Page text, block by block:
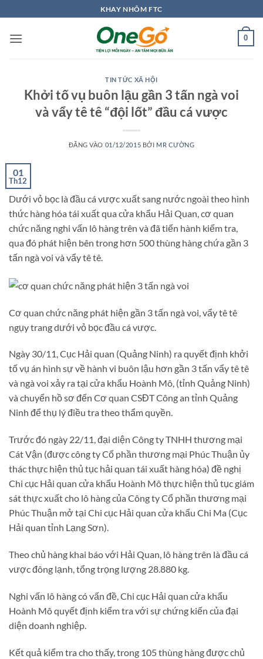
qua
nội
KHAY NHÔM FTC
0
TIN TỨC XÃ HỘI
Khởi tố vụ buôn lậu gần 3 tấn ngà voi
và vẩy tê tê “đội lốt” đầu cá vược
ĐĂNG VÀO 01/12/2015 BỞI MR CƯỜNG
01
Th12
Dưới vỏ bọc là đầu cá vược xuất sang nước ngoài theo hình
thức hàng hóa tái xuất qua cửa khẩu Hải Quan, cơ quan
chức năng nghi vấn lô hàng trên và đã tiến hành kiểm tra,
qua đó phát hiện bên trong hơn 500 thùng hàng chứa gần 3
tấn ngà voi và vẩy tê tê.
Cơ quan chức năng phát hiện gần 3 tấn ngà voi, vẩy tê tê
ngụy trang dưới vỏ bọc đầu cá vược.
Ngày 30/11, Cục Hải quan (Quảng Ninh) ra quyết định khởi
tố vụ án hình sự về hành vi buôn lậu hơn gần 3 tấn vẩy tê tê
và ngà voi xảy ra tại cửa khẩu Hoành Mô, (tỉnh Quảng Ninh)
và chuyển hồ sơ đến Cơ quan CSĐT Công an tỉnh Quảng
Ninh để thụ lý điều tra theo thẩm quyền.
Trước đó ngày 22/11, đại diện Công ty TNHH thương mại
Cát Vận (được công ty Cổ phần thương mại Phúc Thuận ủy
thác thực hiện thủ tục hải quan tái xuất hàng hóa) đề nghị
Chi cục Hải quan cửa khẩu Hoành Mô thực hiện thủ tục giám
sát thực xuất cho lô hàng của Công ty Cổ phần thương mại
Phúc Thuận mở tại Chi cục Hải quan cửa khẩu Chi Ma (Cục
Hải quan tỉnh Lạng Sơn).
Theo chủ hàng khai báo với Hải Quan, lô hàng trên là đầu cá
vược đông lạnh, tổng trọng lượng 28.880 kg.
Nghi vấn lô hàng có vấn đề, Chi cục Hải quan cửa khẩu
Hoành Mô quyết định kiểm tra với sự chứng kiến của đại
diện doanh nghiệp.
Kết quả kiểm tra cho thấy, trong 105 thùng hàng được chủ